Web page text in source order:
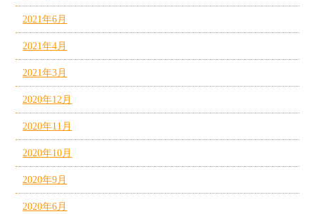
2021年6月
2021年4月
2021年3月
2020年12月
2020年11月
2020年10月
2020年9月
2020年6月